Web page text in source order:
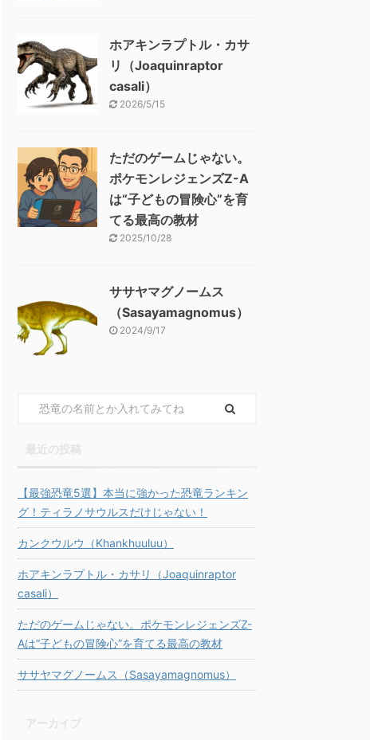
ホアキンラプトル・カサ
リ（Joaquinraptor
casali）
2026/5/15
ただのゲームじゃない。
ポケモンレジェンズZ-A
は“子どもの冒険心”を育
てる最高の教材
2025/10/28
ササヤマグノームス
（Sasayamagnomus）
2024/9/17
【最強恐竜5選】本当に強かった恐竜ランキン
グ！ティラノサウルスだけじゃない！
カンクウルウ（Khankhuuluu）
ホアキンラプトル・カサリ（Joaquinraptor
casali）
ただのゲームじゃない。ポケモンレジェンズZ-
Aは“子どもの冒険心”を育てる最高の教材
ササヤマグノームス（Sasayamagnomus）